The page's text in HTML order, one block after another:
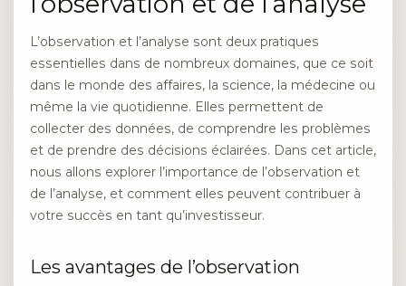
L’observation et l’analyse sont deux pratiques
essentielles dans de nombreux domaines, que ce soit
dans le monde des affaires, la science, la médecine ou
même la vie quotidienne. Elles permettent de
collecter des données, de comprendre les problèmes
et de prendre des décisions éclairées. Dans cet article,
nous allons explorer l’importance de l’observation et
de l’analyse, et comment elles peuvent contribuer à
votre succès en tant qu’investisseur.
Les avantages de l’observation